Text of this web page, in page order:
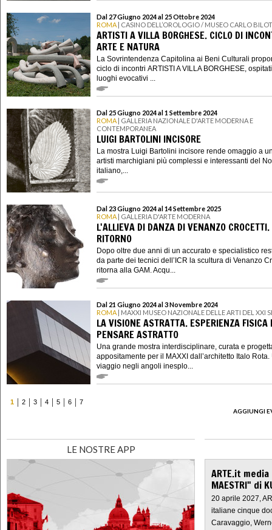
Dal 27 Giugno 2024 al 25 Ottobre 2024
ROMA | CASINO DELL’OROLOGIO / MUSEO CARLO
ARTISTI A VILLA BORGHESE. CICLO DI
ARTE E NATURA
La Sovrintendenza Capitolina ai Beni Culturali
ciclo di incontri ARTISTI A VILLA BORGHESE,
luoghi evocativi ...
Dal 25 Giugno 2024 al 1 Settembre 2024
ROMA | GALLERIA NAZIONALE D'ARTE MODERNA E
CONTEMPORANEA
LUIGI BARTOLINI INCISORE
La mostra Luigi Bartolini incisore rende omaggio a
artisti marchigiani più complessi e interessanti del
italiano,...
Dal 23 Giugno 2024 al 14 Settembre 2025
ROMA | GALLERIA D'ARTE MODERNA
L'ALLIEVA DI DANZA DI VENANZO
RITORNO
Dopo oltre due anni di un accurato e specialistico
da parte dei tecnici dell’ICR la scultura di Venanzo
ritorna alla GAM. Acqu...
Dal 21 Giugno 2024 al 3 Novembre 2024
ROMA | MAXXI MUSEO NAZIONALE DELLE ARTI DEL XXI
LA VISIONE ASTRATTA. ESPERIENZA FISICA
PENSARE ASTRATTO
Una grande mostra interdisciplinare, curata e
appositamente per il MAXXI dall’architetto Italo Rota.
viaggio negli angoli inesplo...
1 2 3 4 5 6
7
AGGIUNGI
LE NOSTRE APP
ARTE.it
MAESTRI" di
20 aprile 2027,
italiane cinque
Caravaggio,